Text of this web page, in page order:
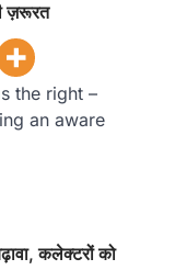
ज़रूरत
the right –
an aware
कलेक्टरों को